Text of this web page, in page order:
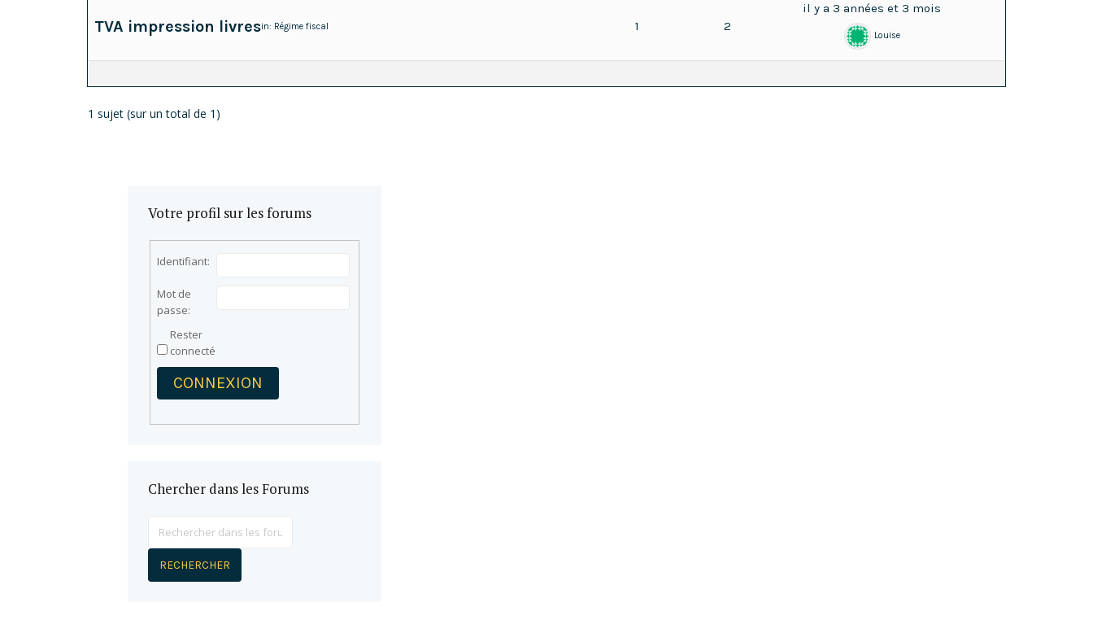
TVA impression livresin: Régime fiscal 1 2
il y a 3 années et 3 mois
Louise
1 sujet (sur un total de 1)
Votre profil sur les forums
Identifiant:
Mot de
passe:
Rester
connecté
CONNEXION
Chercher dans les Forums